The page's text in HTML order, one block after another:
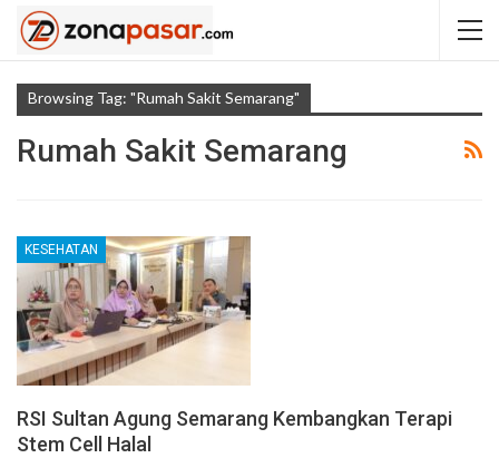
Browsing Tag: "Rumah Sakit Semarang"
Rumah Sakit Semarang
KESEHATAN
RSI Sultan Agung Semarang Kembangkan Terapi
Stem Cell Halal